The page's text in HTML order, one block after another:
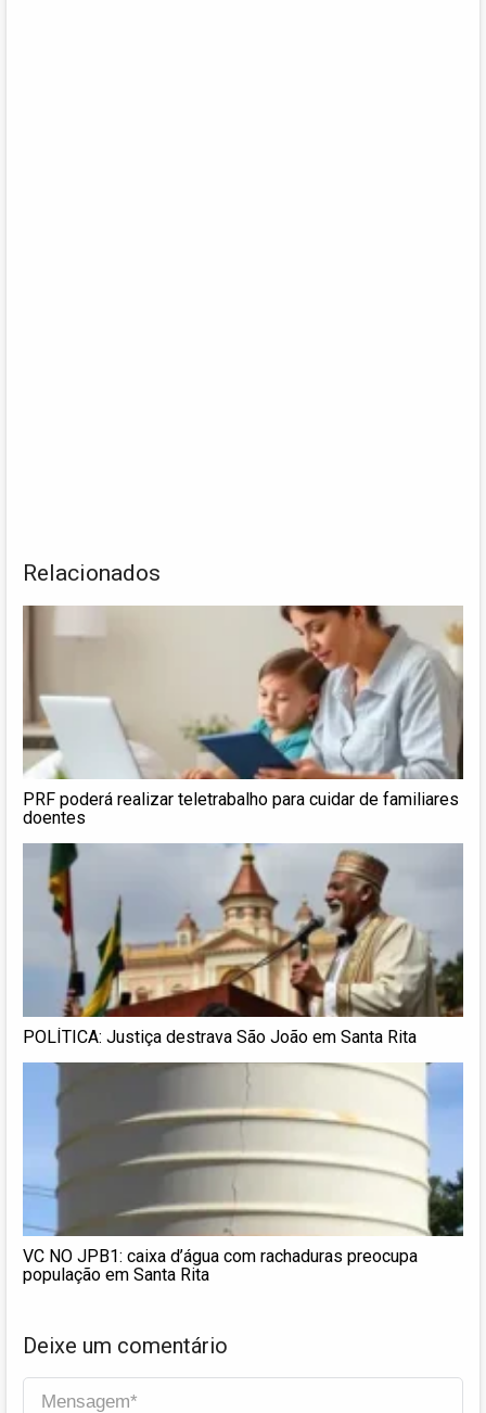
Relacionados
PRF poderá realizar teletrabalho para cuidar de familiares
doentes
POLÍTICA: Justiça destrava São João em Santa Rita
VC NO JPB1: caixa d’água com rachaduras preocupa
população em Santa Rita
Deixe um comentário